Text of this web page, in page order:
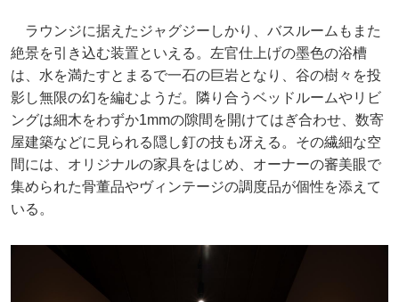
ラウンジに据えたジャグジーしかり、バスルームもまた
絶景を引き込む装置といえる。左官仕上げの墨色の浴槽
は、水を満たすとまるで一石の巨岩となり、谷の樹々を投
影し無限の幻を編むようだ。隣り合うベッドルームやリビ
ングは細木をわずか1mmの隙間を開けてはぎ合わせ、数寄
屋建築などに見られる隠し釘の技も冴える。その繊細な空
間には、オリジナルの家具をはじめ、オーナーの審美眼で
集められた骨董品やヴィンテージの調度品が個性を添えて
いる。